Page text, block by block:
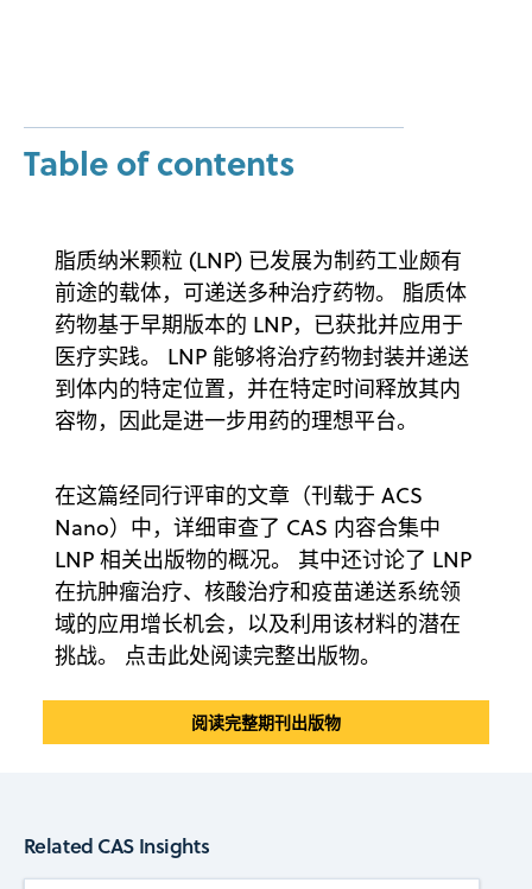
Table of contents
脂质纳米颗粒 (LNP) 已发展为制药工业颇有
前途的载体，可递送多种治疗药物。 脂质体
药物基于早期版本的 LNP，已获批并应用于
医疗实践。 LNP 能够将治疗药物封装并递送
到体内的特定位置，并在特定时间释放其内
容物，因此是进一步用药的理想平台。
在这篇经同行评审的文章（刊载于 ACS
Nano）中，详细审查了 CAS 内容合集中
LNP 相关出版物的概况。 其中还讨论了 LNP
在抗肿瘤治疗、核酸治疗和疫苗递送系统领
域的应用增长机会，以及利用该材料的潜在
挑战。 点击此处阅读完整出版物。
阅读完整期刊出版物
Related CAS Insights